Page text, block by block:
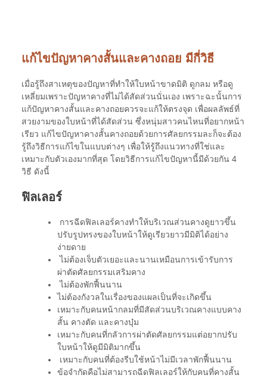
แก้ไขปัญหาคางสั้นและคางถอย มีกี่วิธี
เมื่อรู้ถึงสาเหตุของปัญหาที่ทำให้ใบหน้าขาดมิติ ดูกลม หรือดู
เหลี่ยมเพราะปัญหาคางที่ไม่ได้สัดส่วนนั่นเอง เพราะฉะนั้นการ
แก้ปัญหาคางสั้นและคางถอยควรจะแก้ให้ตรงจุด เพื่อผลลัพธ์ที่
สวยงามของใบหน้าที่ได้สัดส่วน ซึ่งหนุ่มสาวคนไหนที่อยากหน้า
เรียว แก้ไขปัญหาคางสั้นคางถอยด้วยการศัลยกรรมละก็จะต้อง
รู้ถึงวิธีการแก้ไขในแบบต่างๆ เพื่อให้รู้ถึงแนวทางที่ใช่และ
เหมาะกับตัวเองมากที่สุด โดยวิธีการแก้ไขปัญหานี้มีด้วยกัน 4
วิธี ดังนี้
ฟิลเลอร์
การฉีดฟิลเลอร์คางทำให้บริเวณส่วนคางดูยาวขึ้น
ปรับรูปทรงของใบหน้าให้ดูเรียวยาวมีมิติได้อย่าง
ง่ายดาย
ไม่ต้องเจ็บตัวเยอะและนานเหมือนการเข้ารับการ
ผ่าตัดศัลยกรรมเสริมคาง
ไม่ต้องพักฟื้นนาน
ไม่ต้องกังวลในเรื่องของแผลเป็นที่จะเกิดขึ้น
เหมาะกับคนหน้ากลมที่มีสัดส่วนบริเวณคางแบบคาง
สั้น คางตัด และคางบุ๋ม
เหมาะกับคนที่กลัวการผ่าตัดศัลยกรรมแต่อยากปรับ
ใบหน้าให้ดูมีมิติมากขึ้น
เหมาะกับคนที่ต้องรีบใช้หน้าไม่มีเวลาพักฟื้นนาน
ข้อจำกัดคือไม่สามารถฉีดฟิลเลอร์ให้กับคนที่คางสั้น